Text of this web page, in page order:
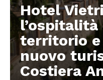
Hotel
territorio e
nuovo
Costiera